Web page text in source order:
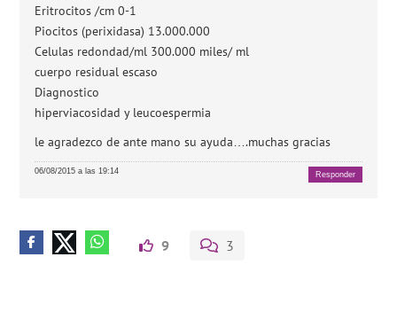
Eritrocitos /cm 0-1
Piocitos (perixidasa) 13.000.000
Celulas redondad/ml 300.000 miles/ ml
cuerpo residual escaso
Diagnostico
hiperviacosidad y leucoespermia
le agradezco de ante mano su ayuda….muchas gracias
06/08/2015 a las 19:14 Responder
9 3